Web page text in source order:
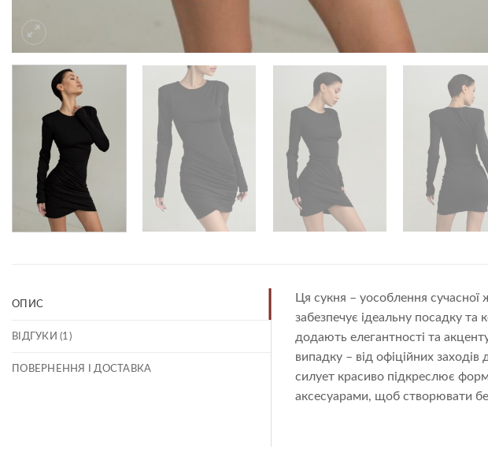
ОПИС
ВІДГУКИ (1)
ПОВЕРНЕННЯ І ДОСТАВКА
Ця сукня – уособлення сучасної
забезпечує ідеальну посадку
додають елегантності та
випадку – від офіційних заходів
силует красиво підкреслює
аксесуарами, щоб створювати